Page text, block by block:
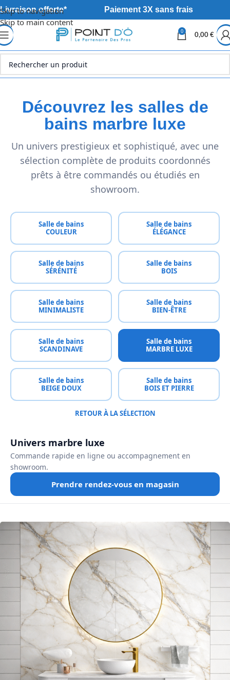
Skip to navigation
Skip to main content
Livraison offerte* Paiement 3X sans frais
0
0,00 €
Découvrez les salles de
bains marbre luxe
Un univers prestigieux et sophistiqué, avec une
sélection complète de produits coordonnés
prêts à être commandés ou étudiés en
showroom.
Salle de bains
COULEUR
Salle de bains
ÉLÉGANCE
Salle de bains
SÉRÉNITÉ
Salle de bains
BOIS
Salle de bains
MINIMALISTE
Salle de bains
BIEN-ÊTRE
Salle de bains
SCANDINAVE
Salle de bains
MARBRE LUXE
Salle de bains
BEIGE DOUX
Salle de bains
BOIS ET PIERRE
RETOUR À LA SÉLECTION
Univers marbre luxe
Commande rapide en ligne ou accompagnement en
showroom.
Prendre rendez-vous en magasin